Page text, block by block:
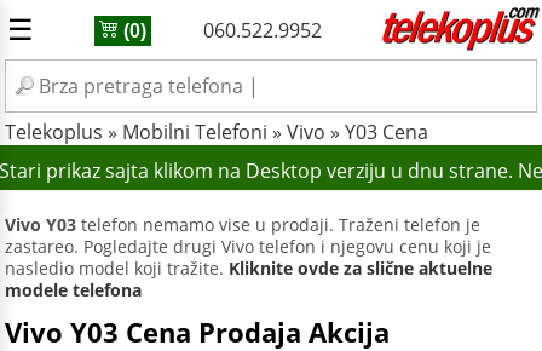
☰ (0) 060.522.9952
Telekoplus » Mobilni Telefoni » Vivo » Y03 Cena
prikaz sajta klikom na Desktop verziju u dnu strane.
Vivo Y03 telefon nemamo vise u prodaji. Traženi telefon je
zastareo. Pogledajte drugi Vivo telefon i njegovu cenu koji je
nasledio model koji tražite. Kliknite ovde za slične aktuelne
modele telefona
Vivo Y03 Cena Prodaja Akcija